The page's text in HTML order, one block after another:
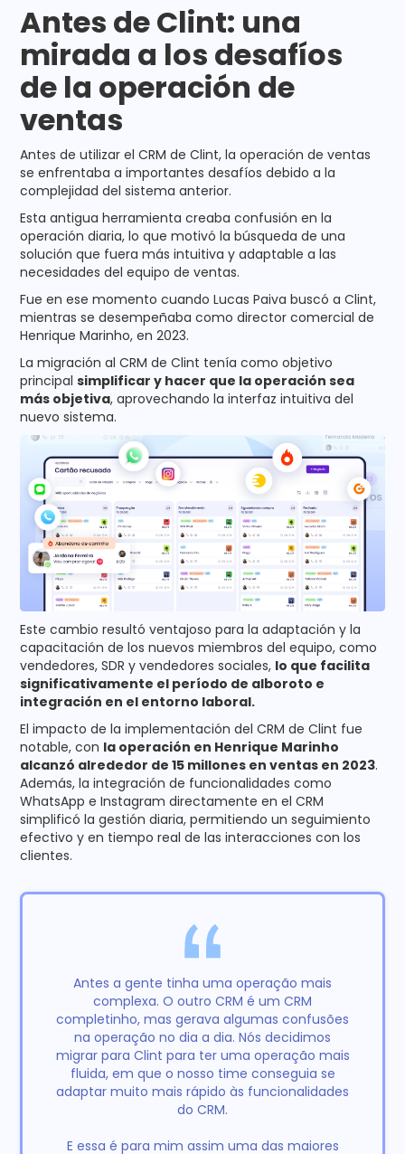
Antes de Clint: una
mirada a los desafíos
de la operación de
ventas
Antes de utilizar el CRM de Clint, la operación de ventas
se enfrentaba a importantes desafíos debido a la
complejidad del sistema anterior.
Esta antigua herramienta creaba confusión en la
operación diaria, lo que motivó la búsqueda de una
solución que fuera más intuitiva y adaptable a las
necesidades del equipo de ventas.
Fue en ese momento cuando Lucas Paiva buscó a Clint,
mientras se desempeñaba como director comercial de
Henrique Marinho, en 2023.
La migración al CRM de Clint tenía como objetivo
principalsimplificar y hacer que la operación sea
más objetiva, aprovechando la interfaz intuitiva del
nuevo sistema.
Este cambio resultó ventajoso para la adaptación y la
capacitación de los nuevos miembros del equipo, como
vendedores, SDR y vendedores sociales, lo que facilita
significativamente el período de alboroto e
integración en el entorno laboral.
El impacto de la implementación del CRM de Clint fue
notable, con la operación en Henrique Marinho
alcanzó alrededor de 15 millones en ventas en 2023.
Además, la integración de funcionalidades como
WhatsApp e Instagram directamente en el CRM
simplificó la gestión diaria, permitiendo un seguimiento
efectivo y en tiempo real de las interacciones con los
clientes.
Antes a gente tinha uma operação mais
complexa. O outro CRM é um CRM
completinho, mas gerava algumas confusões
na operação no dia a dia. Nós decidimos
migrar para Clint para ter uma operação mais
fluida, em que o nosso time conseguia se
adaptar muito mais rápido às funcionalidades
do CRM.
E essa é para mim assim uma das maiores